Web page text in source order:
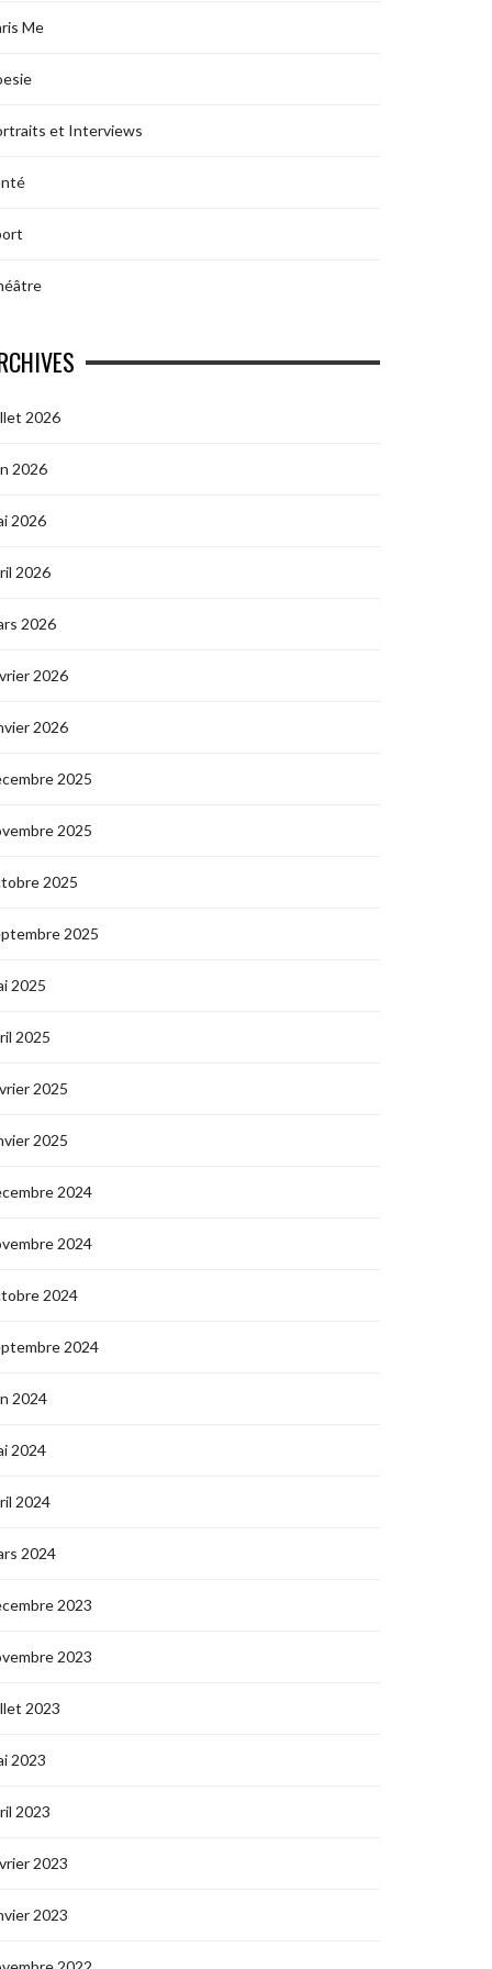
Me
et Interviews
2026
2026
2026
2026
2026
2026
2026
2025
2025
2025
2025
2025
2025
2025
2025
2024
2024
2024
2024
2024
2024
2024
2024
2023
2023
2023
2023
2023
2023
2023